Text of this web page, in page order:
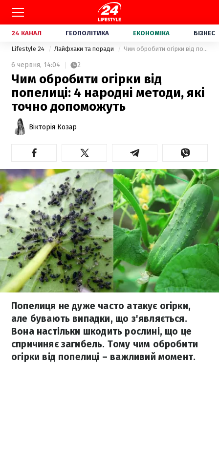
24 КАНАЛ ГЕОПОЛІТИКА ЕКОНОМІКА БІЗНЕС
Lifestyle 24 Лайфхаки та поради Чим обробити огірки від попелиці: 4 народні методи, які точно допоможуть
6 червня, 14:04 2
Чим обробити огірки від
попелиці: 4 народні методи, які
точно допоможуть
Вікторія Козар
Попелиця не дуже часто атакує огірки,
але бувають випадки, що з'являється.
Вона настільки шкодить рослині, що це
спричиняє загибель. Тому чим обробити
огірки від попелиці – важливий момент.